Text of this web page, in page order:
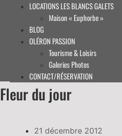
LOCATIONS LES BLANCS GALETS
Maison « Euphorbe »
BLOG
OLÉRON PASSION
Tourisme & Loisirs
Galeries Photos
CONTACT/RÉSERVATION
Fleur du jour
21 décembre 2012